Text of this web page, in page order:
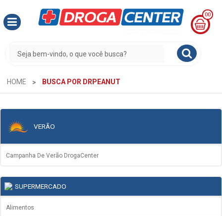
00
CESTA
R$
0,00
HOME BUSCA POR DRPEANUT
VERÃO
Campanha De Verão DrogaCenter
SUPERMERCADO
Alimentos